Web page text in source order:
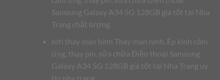
Samsung Galaxy A34 5G 128GB giá tốt tại Nha
Trang chất lượng
nơi thay màn hình Thay màn hình, Ép kính cảm
ứng, thay pin, sửa chữa Điện thoại Samsung
Galaxy A34 5G 128GB giá tốt tại Nha Trang uy
tín nha trang